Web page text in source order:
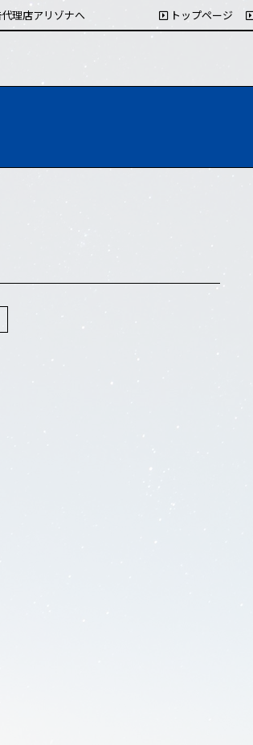
理店アリゾナへ トップページ